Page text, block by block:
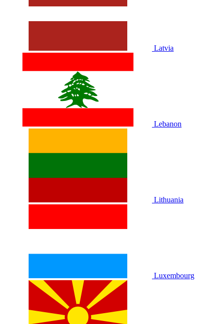
Latvia
Lebanon
Lithuania
Luxembourg